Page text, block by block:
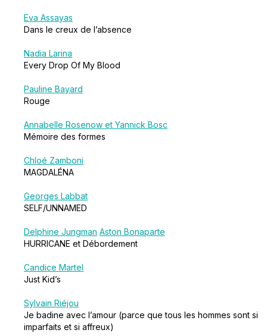
Eva Assayas
Dans le creux de l’absence
Nadia Larina
Every Drop Of My Blood
Pauline Bayard
Rouge
Annabelle Rosenow et Yannick Bosc
Mémoire des formes
Chloé Zamboni
MAGDALÉNA
Georges Labbat
SELF/UNNAMED
Delphine Jungman Aston Bonaparte
HURRICANE et Débordement
Candice Martel
Just Kid’s
Sylvain Riéjou
Je badine avec l’amour (parce que tous les hommes sont si
imparfaits et si affreux)